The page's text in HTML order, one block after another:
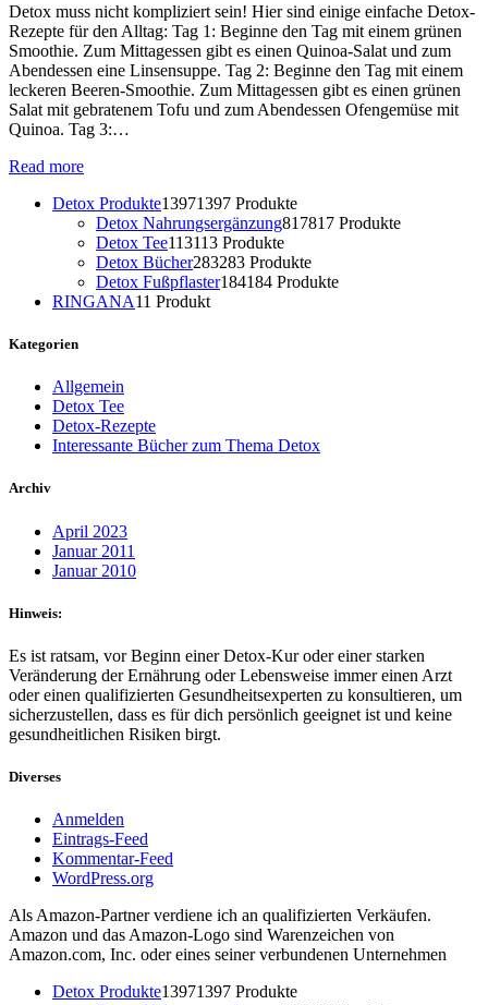
Detox muss nicht kompliziert sein! Hier sind einige einfache Detox-
Rezepte für den Alltag: Tag 1: Beginne den Tag mit einem grünen
Smoothie. Zum Mittagessen gibt es einen Quinoa-Salat und zum
Abendessen eine Linsensuppe. Tag 2: Beginne den Tag mit einem
leckeren Beeren-Smoothie. Zum Mittagessen gibt es einen grünen
Salat mit gebratenem Tofu und zum Abendessen Ofengemüse mit
Quinoa. Tag 3:…
Read more
Detox Produkte13971397 Produkte
Detox Nahrungsergänzung817817 Produkte
Detox Tee113113 Produkte
Detox Bücher283283 Produkte
Detox Fußpflaster184184 Produkte
RINGANA11 Produkt
Kategorien
Allgemein
Detox Tee
Detox-Rezepte
Interessante Bücher zum Thema Detox
Archiv
April 2023
Januar 2011
Januar 2010
Hinweis:
Es ist ratsam, vor Beginn einer Detox-Kur oder einer starken
Veränderung der Ernährung oder Lebensweise immer einen Arzt
oder einen qualifizierten Gesundheitsexperten zu konsultieren, um
sicherzustellen, dass es für dich persönlich geeignet ist und keine
gesundheitlichen Risiken birgt.
Diverses
Anmelden
Eintrags-Feed
Kommentar-Feed
WordPress.org
Als Amazon-Partner verdiene ich an qualifizierten Verkäufen.
Amazon und das Amazon-Logo sind Warenzeichen von
Amazon.com, Inc. oder eines seiner verbundenen Unternehmen
Detox Produkte13971397 Produkte